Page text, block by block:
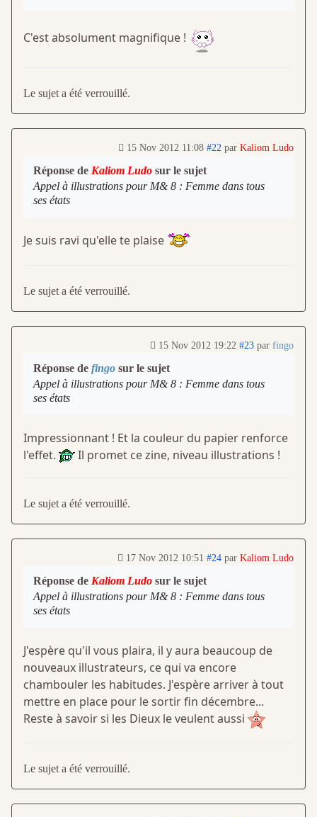
C'est absolument magnifique !
Le sujet a été verrouillé.
15 Nov 2012 11:08 #22 par Kaliom Ludo
Réponse de Kaliom Ludo sur le sujet
Appel à illustrations pour M& 8 : Femme dans tous
ses états
Je suis ravi qu'elle te plaise
Le sujet a été verrouillé.
15 Nov 2012 19:22 #23 par fingo
Réponse de fingo sur le sujet
Appel à illustrations pour M& 8 : Femme dans tous
ses états
Impressionnant ! Et la couleur du papier renforce
l'effet.
Il promet ce zine, niveau illustrations !
Le sujet a été verrouillé.
17 Nov 2012 10:51 #24 par Kaliom Ludo
Réponse de Kaliom Ludo sur le sujet
Appel à illustrations pour M& 8 : Femme dans tous
ses états
J'espère qu'il vous plaira, il y aura beaucoup de
nouveaux illustrateurs, ce qui va encore
chambouler les habitudes. J'espère arriver à tout
mettre en place pour le sortir fin décembre...
Reste à savoir si les Dieux le veulent aussi
Le sujet a été verrouillé.